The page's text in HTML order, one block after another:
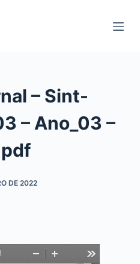
– Sint-
– Ano_03 –
DE 2022